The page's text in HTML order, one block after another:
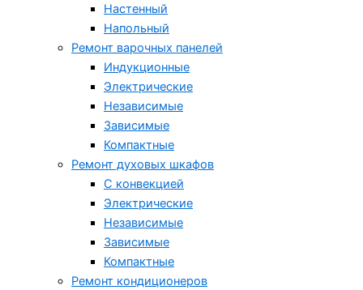
Настенный
Напольный
Ремонт варочных панелей
Индукционные
Электрические
Независимые
Зависимые
Компактные
Ремонт духовых шкафов
С конвекцией
Электрические
Независимые
Зависимые
Компактные
Ремонт кондиционеров